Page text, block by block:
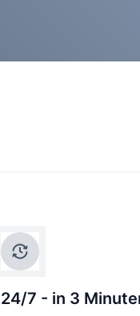
24/7 - in 3